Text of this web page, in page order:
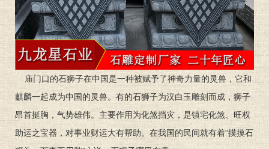
庙门口的石狮子在中国是一种被赋予了神奇力量的灵兽，它和
麒麟一起成为中国的灵兽。有的石狮子为汉白玉雕刻而成，狮子
昂首挺胸，气势雄伟。主要作用为化煞挡灾，是镇宅化煞、旺权
助运之宝器，对事业财运大有帮助。在我国的民间就有着“摸摸石